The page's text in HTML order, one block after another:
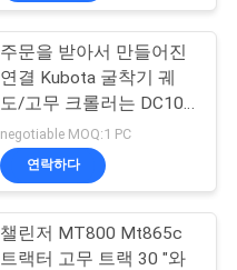
주문을 받아서 만들어진
연결 Kubota 굴착기 궤
도/고무 크롤러는 DC105
575*93*58를 추적하습
니다
negotiable MOQ:1 PC
연락하다
챌린저 MT800 Mt865c
트랙터 고무 트랙 30 "와